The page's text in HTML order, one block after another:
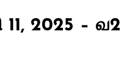
11, 2025 – வ2